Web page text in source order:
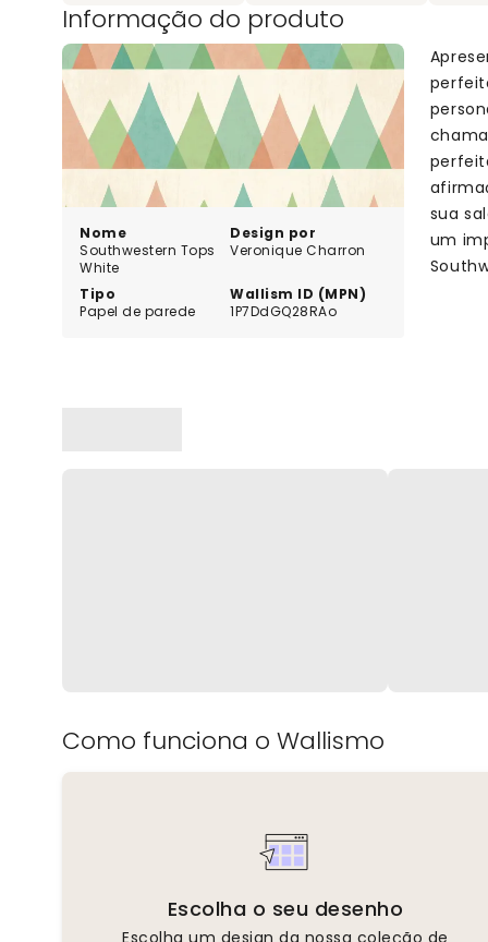
Informação do produto
Nome
Southwestern Tops
White
Design por
Veronique Charron
Tipo
Papel de parede
Wallism ID (MPN)
1P7DdGQ28RAo
sua
um
Como funciona o Wallismo
Escolha o seu desenho
Escolha um design da nossa coleção de